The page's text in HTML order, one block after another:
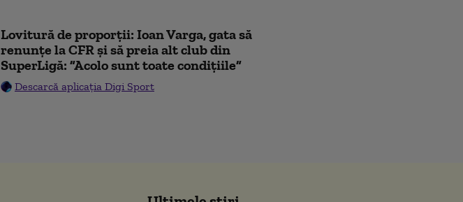
Lovitură de proporții: Ioan Varga, gata să
renunțe la CFR și să preia alt club din
SuperLigă: ”Acolo sunt toate condițiile”
Descarcă aplicația Digi Sport